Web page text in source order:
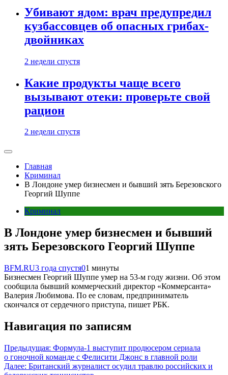
Убивают ядом: врач предупредил
кузбассовцев об опасных грибах-
двойниках
2 недели спустя
Какие продукты чаще всего
вызывают отеки: проверьте свой
рацион
2 недели спустя
Главная
Криминал
В Лондоне умер бизнесмен и бывший зять Березовского
Георгий Шуппе
Криминал
В Лондоне умер бизнесмен и бывший
зять Березовского Георгий Шуппе
BFM.RU3 года спустя01 минуты
Бизнесмен Георгий Шуппе умер на 53-м году жизни. Об этом
сообщила бывший коммерческий директор «Коммерсанта»
Валерия Любимова. По ее словам, предприниматель
скончался от сердечного приступа, пишет РБК.
Навигация по записям
Предыдущая: Формула-1 выступит продюсером сериала
о гоночной команде с Фелисити Джонс в главной роли
Далее: Британский журналист осудил травлю российских и